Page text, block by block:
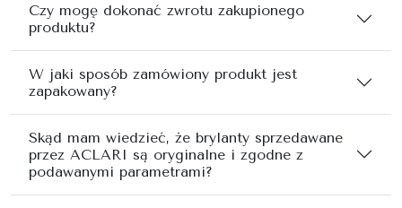
Czy mogę dokonać zwrotu zakupionego
produktu?
W jaki sposób zamówiony produkt jest
zapakowany?
Skąd mam wiedzieć, że brylanty sprzedawane
przez ACLARI są oryginalne i zgodne z
podawanymi parametrami?